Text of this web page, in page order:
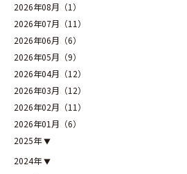
2026年08月（1）
2026年07月（11）
2026年06月（6）
2026年05月（9）
2026年04月（12）
2026年03月（12）
2026年02月（11）
2026年01月（6）
2025年
2024年